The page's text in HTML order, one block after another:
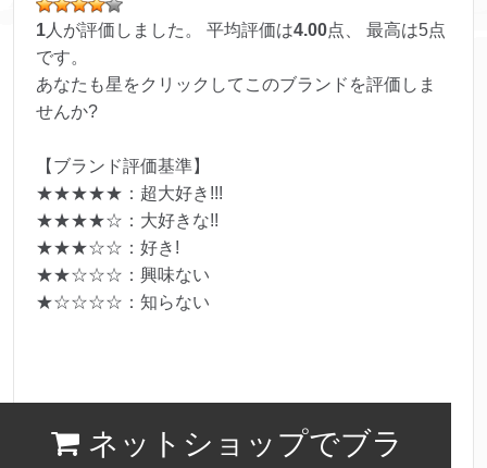
1 人が評価しました。 平均評価は4.00点、 最高は5点
です。
あなたも星をクリックしてこのブランドを評価しま
せんか?
【ブランド評価基準】
★★★★★：超大好き!!!
★★★★☆：大好きな!!
★★★☆☆：好き!
★★☆☆☆：興味ない
★☆☆☆☆：知らない
ネットショップでブラ